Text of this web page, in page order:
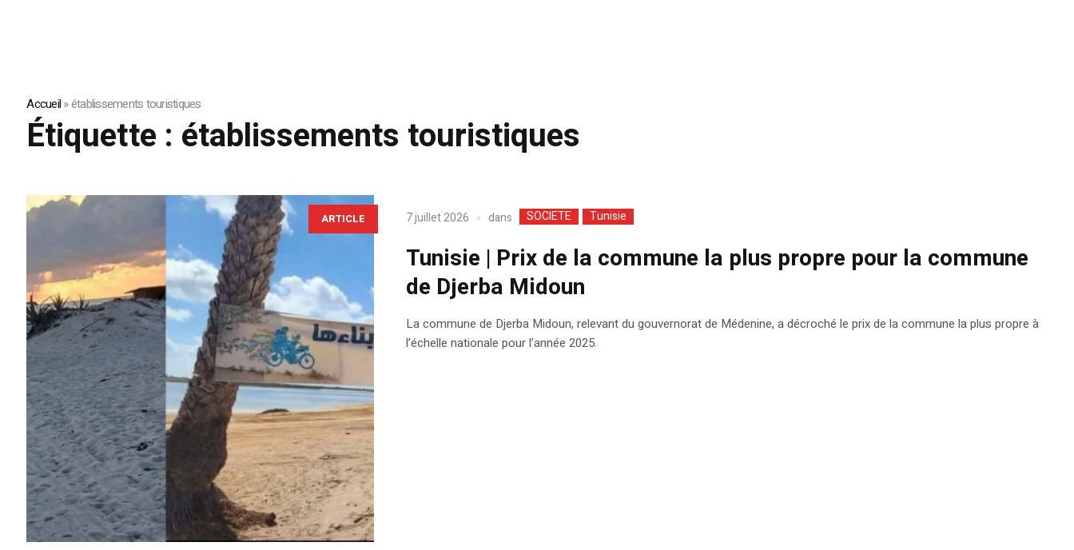
Accueil»établissements touristiques
Étiquette : établissements touristiques
ARTICLE 7 juillet 2026 dans SOCIETE Tunisie
Tunisie | Prix de la commune la plus propre pour la commune
de Djerba Midoun
La commune de Djerba Midoun, relevant du gouvernorat de Médenine, a décroché le prix de la commune la plus propre à
l’échelle nationale pour l’année 2025.